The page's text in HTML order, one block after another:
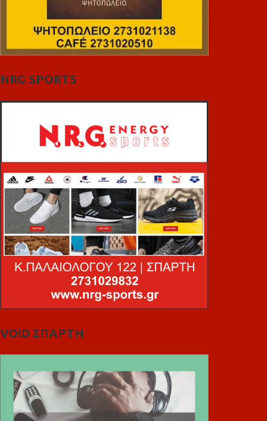
NRG SPORTS
VOiD ΣΠΑΡΤΗ